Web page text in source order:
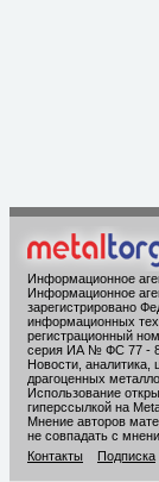
Информационное
Информационное
зарегистрировано
информационных
регистрационный
серия ИА № ФС 77 -
Новости, аналитика,
драгоценных
Использование
гиперссылкой на
Мнение авторов
не совпадать с
Контакты
Подписка